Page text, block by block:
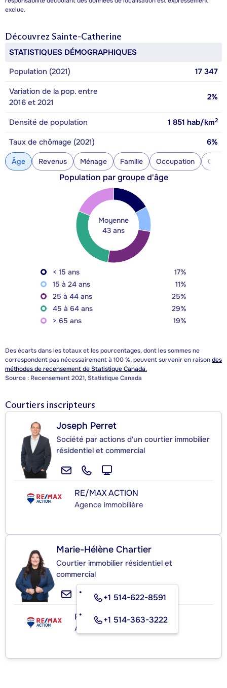
exclue.
Découvrez Sainte-Catherine
STATISTIQUES DÉMOGRAPHIQUES
Population (2021)
17 347
Variation de la pop. entre
2016 et 2021
2%
Densité de population 1 851 hab/km2
Taux de chômage (2021) 6%
Âge Revenus Ménage Famille Occupation
Population par groupe d'âge
Moyenne
43 ans
< 15 ans
17%
15 à 24 ans
11%
25 à 44 ans
25%
45 à 64 ans
29%
> 65 ans
19%
Des écarts dans les totaux et les pourcentages, dont les sommes ne
correspondent pas nécessairement à 100 %, peuvent survenir en raisondes
méthodes de recensement de Statistique Canada.
Source : Recensement 2021, Statistique Canada
Courtiers inscripteurs
Joseph Perret
Société par actions d'un courtier immobilier
résidentiel et commercial
RE/MAX ACTION
Agence immobilière
Marie-Hélène Chartier
Courtier immobilier résidentiel et
commercial
+1 514-622-8591
+1 514-363-3222
RE/MAX ACTION
Agence immobilière